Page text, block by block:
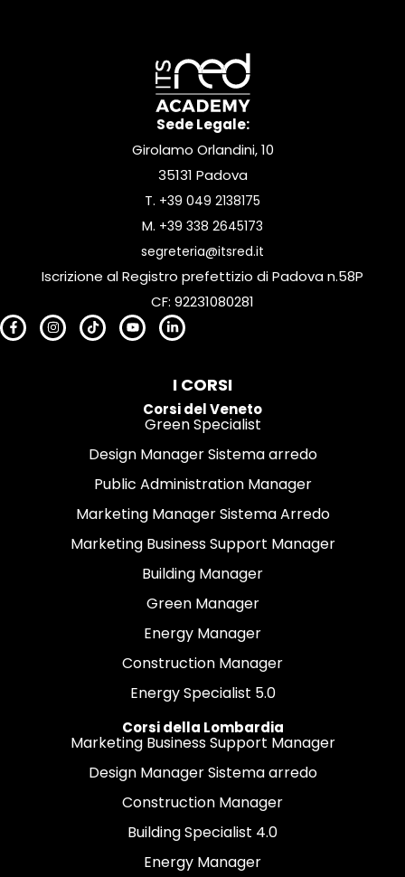
Sede Legale:
Girolamo Orlandini, 10
35131 Padova
T. +39 049 2138175
M. +39 338 2645173
segreteria@itsred.it
Iscrizione al Registro prefettizio di Padova n.58P
CF: 92231080281
I CORSI
Corsi del Veneto
Green Specialist
Design Manager Sistema arredo
Public Administration Manager
Marketing Manager Sistema Arredo
Marketing Business Support Manager
Building Manager
Green Manager
Energy Manager
Construction Manager
Energy Specialist 5.0
Corsi della Lombardia
Marketing Business Support Manager
Design Manager Sistema arredo
Construction Manager
Building Specialist 4.0
Energy Manager